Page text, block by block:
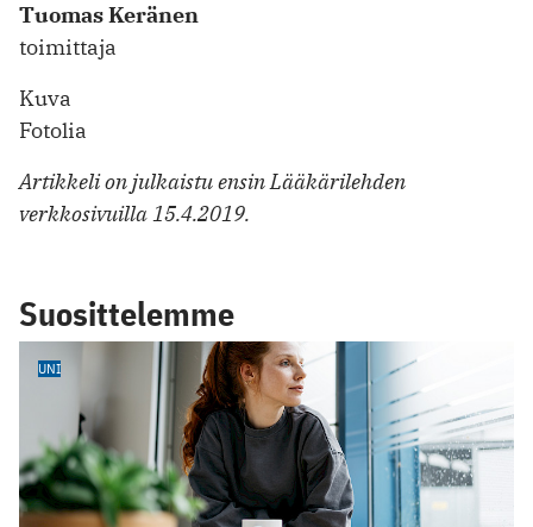
Tuomas Keränen
toimittaja
Kuva
Fotolia
Artikkeli on julkaistu ensin Lääkärilehden
verkkosivuilla 15.4.2019.
Suosittelemme
UNI